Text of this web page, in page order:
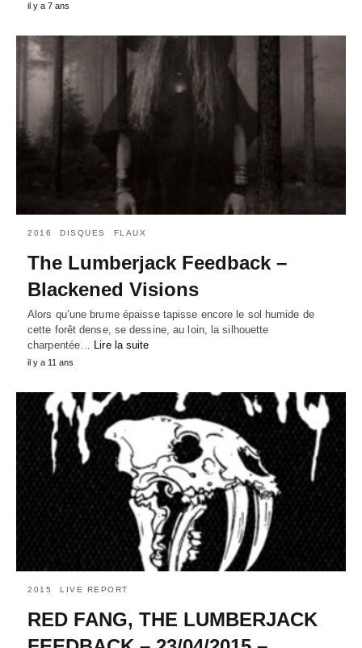
il y a 7 ans
2016 DISQUES FLAUX
The Lumberjack Feedback –
Blackened Visions
Alors qu’une brume épaisse tapisse encore le sol humide de
cette forêt dense, se dessine, au loin, la silhouette
charpentée… Lire la suite
il y a 11 ans
2015 LIVE REPORT
RED FANG, THE LUMBERJACK